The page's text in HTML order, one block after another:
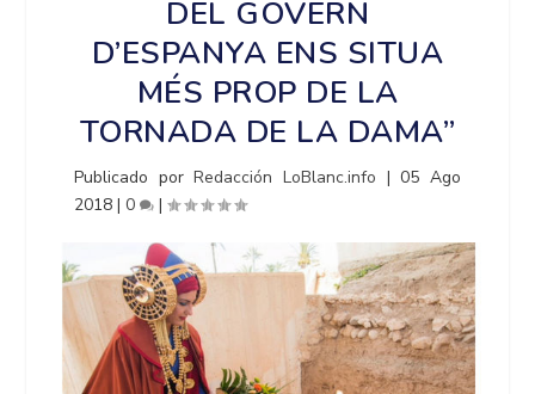
DEL GOVERN
D’ESPANYA ENS SITUA
MÉS PROP DE LA
TORNADA DE LA DAMA”
Publicado porRedacción LoBlanc.info |05 Ago
2018 |0 |